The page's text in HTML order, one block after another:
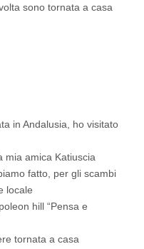
sono tornata a casa
in Andalusia, ho visitato
mia amica Katiuscia
fatto, per gli scambi
locale
hill “Pensa e
tornata a casa